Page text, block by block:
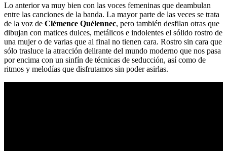
Lo anterior va muy bien con las voces femeninas que deambulan
entre las canciones de la banda. La mayor parte de las veces se trata
de la voz de Clémence Quélennec, pero también desfilan otras que
dibujan con matices dulces, metálicos e indolentes el sólido rostro de
una mujer o de varias que al final no tienen cara. Rostro sin cara que
sólo trasluce la atracción delirante del mundo moderno que nos pasa
por encima con un sinfín de técnicas de seducción, así como de
ritmos y melodías que disfrutamos sin poder asirlas.